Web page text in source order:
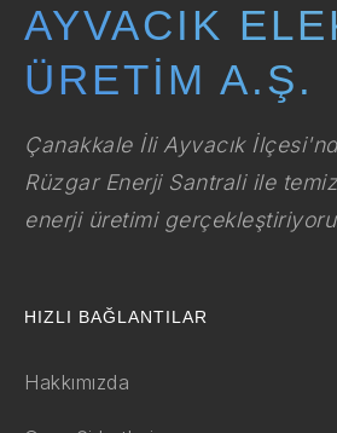
AYVACIK
ÜRETIM A.Ş.
Çanakkale İli Ayvacık
Rüzgar Enerji Santrali ile
enerji üretimi
HIZLI BAĞLANTILAR
Hakkımızda